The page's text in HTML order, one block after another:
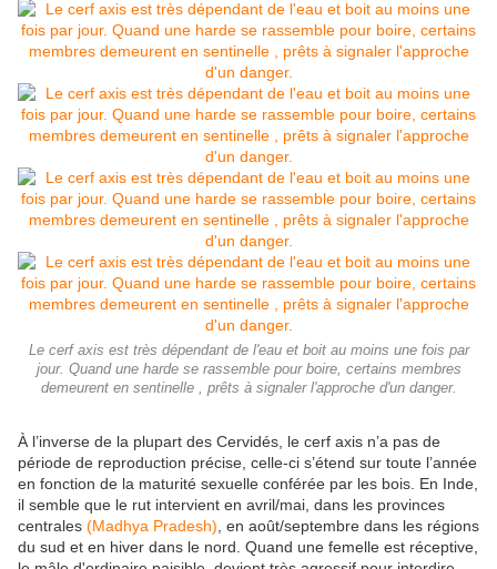
Le cerf axis est très dépendant de l'eau et boit au moins une fois par
jour. Quand une harde se rassemble pour boire, certains membres
demeurent en sentinelle , prêts à signaler l'approche d'un danger.
À l’inverse de la plupart des Cervidés, le cerf axis n’a pas de
période de reproduction précise, celle-ci s’étend sur toute l’année
en fonction de la maturité sexuelle conférée par les bois. En Inde,
il semble que le rut intervient en avril/mai, dans les provinces
centrales (Madhya Pradesh) , en août/septembre dans les régions
du sud et en hiver dans le nord. Quand une femelle est réceptive,